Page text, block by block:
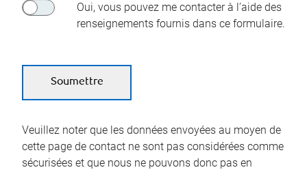
Oui, vous pouvez me contacter à l’aide des
renseignements fournis dans ce formulaire.
Veuillez noter que les données envoyées au moyen de
cette page de contact ne sont pas considérées comme
sécurisées et que nous ne pouvons donc pas en